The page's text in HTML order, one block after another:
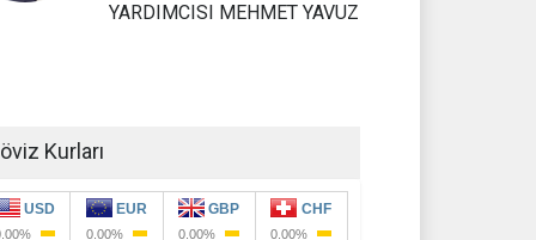
YARDIMCISI MEHMET YAVUZ
Kurları